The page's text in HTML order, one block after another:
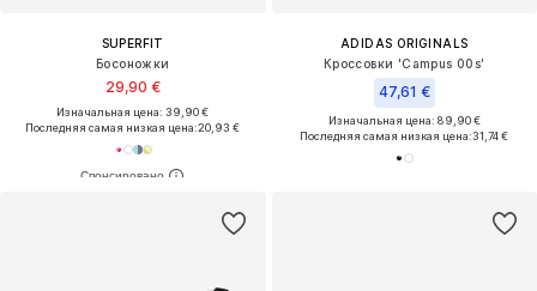
SUPERFIT
Босоножки
29,90 €
Изначальная цена: 39,90 €
Последняя самая низкая цена:20,93 €
ADIDAS ORIGINALS
Кроссовки 'Campus 00s'
47,61 €
Изначальная цена: 89,90 €
Последняя самая низкая цена:31,74 €